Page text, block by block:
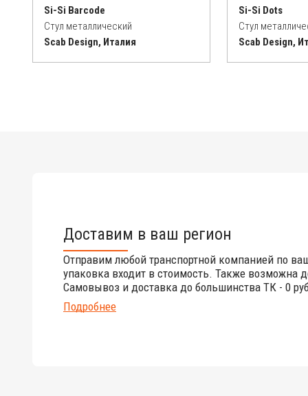
Si-Si Barcode
Стул металлический
Scab Design, Италия
Si-Si Dots
Стул
Scab Design,
Доставим в ваш регион
Отправим любой транспортной компанией по
упаковка входит в стоимость. Также возможна
Самовывоз и доставка до большинства ТК - 0
Подробнее